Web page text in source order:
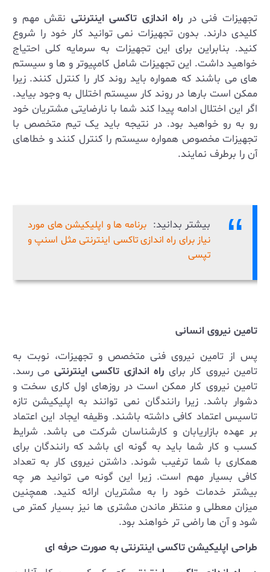
تجهیزات فنی در راه اندازی تاکسی اینترنتی نقش مهم و
کلیدی دارند. بدون تجهیزات نمی توانید کار خود را شروع
کنید. بنابراین برای این تجهیزات به سرمایه کلی احتیاج
خواهید داشت. این تجهیزات شامل کامپیوتر و ها و سیستم
های می باشند که همواره باید روند کار را کنترل کنند. زیرا
ممکن است بارها در روند کار سیستم اختلال به وجود بیاید.
اگر این اختلال ادامه پیدا کند شما با نارضایتی مشتریان خود
رو به رو خواهید بود. در نتیجه باید یک تیم متخصص با
تجهیزات مخصوص همواره سیستم را کنترل کنند و خطاهای
آن را برطرف نمایند.
بیشتر بدانید:برنامه ها و اپلیکیشن های مورد
نیاز برای راه اندازی تاکسی اینترنتی مثل اسنپ و
تپسی
تامین نیروی انسانی
پس از تامین نیروی فنی متخصص و تجهیزات، نوبت به
تامین نیروی کار برای راه اندازی تاکسی اینترنتی می رسد.
تامین نیروی کار ممکن است در روزهای اول کاری سخت و
دشوار باشد. زیرا رانندگان نمی توانند به اپلیکیشن تازه
تاسیس اعتماد کافی داشته باشند. وظیفه ایجاد این اعتماد
بر عهده بازاریابان و کارشناسان شرکت می باشد. شرایط
کسب و کار شما باید به گونه ای باشد که رانندگان برای
همکاری با شما ترغیب شوند. داشتن نیروی کار به تعداد
کافی بسیار مهم است. زیرا این گونه می توانید هر چه
بیشتر خدمات خود را به مشتریان ارائه کنید. همچنین
میزان معطلی و منتظر ماندن مشتری ها نیز بسیار کمتر می
شود و آن ها راضی تر خواهند بود.
طراحی اپلیکیشن تاکسی اینترنتی به صورت حرفه ای